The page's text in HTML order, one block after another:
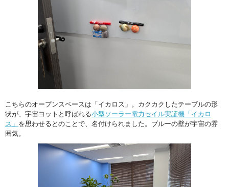
こちらのオープンスペースは「イカロス」。カクカクしたテーブルの形
状が、宇宙ヨットと呼ばれる小型ソーラー電力セイル実証機「イカロ
ス」 を思わせるとのことで、名付けられました。ブルーの壁が宇宙の雰
囲気。